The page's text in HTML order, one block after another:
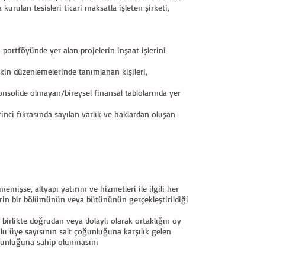
kurulan tesisleri ticari maksatla işleten şirketi,
portföyünde yer alan projelerin inşaat işlerini
düzenlemelerinde tanımlanan kişileri,
olmayan/bireysel finansal tablolarında yer
fıkrasında sayılan varlık ve haklardan oluşan
altyapı yatırım ve hizmetleri ile ilgili her
bir bölümünün veya bütününün gerçekleştirildiği
doğrudan veya dolaylı olarak ortaklığın oy
sayısının salt çoğunluğuna karşılık gelen
sahip olunmasını